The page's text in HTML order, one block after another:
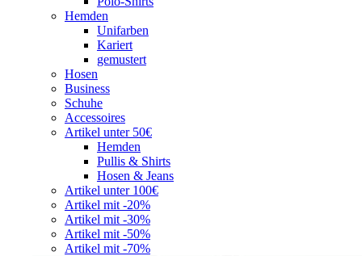
Hemden
Unifarben
Kariert
gemustert
Hosen
Business
Schuhe
Accessoires
Artikel unter 50€
Hemden
Pullis & Shirts
Hosen & Jeans
Artikel unter 100€
Artikel mit -20%
Artikel mit -30%
Artikel mit -50%
Artikel mit -70%